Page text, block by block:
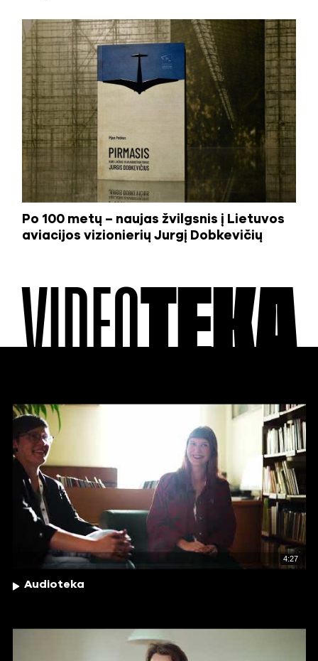
Po 100 metų – naujas žvilgsnis į Lietuvos
aviacijos vizionierių Jurgį Dobkevičių
VIDEOTEKA
4:27
Audioteka